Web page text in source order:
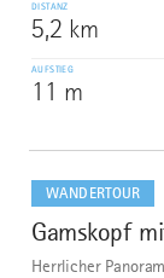
DISTANZ
5,2 km
AUFSTIEG
11 m
WANDERTOUR
2
Gamskopf
Herrlicher
dazu